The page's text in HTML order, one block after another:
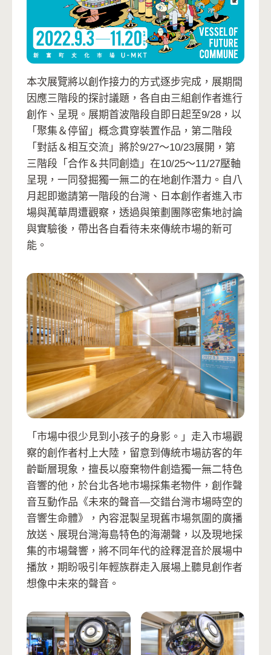
本次展覽將以創作接力的方式逐步完成，展期間
因應三階段的探討議題，各自由三組創作者進行
創作、呈現。展期首波階段自即日起至9/28，以
「聚集＆停留」概念貫穿裝置作品，第二階段
「對話＆相互交流」將於9/27〜10/23展開，第
三階段「合作＆共同創造」在10/25〜11/27壓軸
呈現，一同發掘獨一無二的在地創作潛力。自八
月起即邀請第一階段的台灣、日本創作者進入市
場與萬華周遭觀察，透過與策劃團隊密集地討論
與實驗後，帶出各自看待未來傳統市場的新可
能。
「市場中很少見到小孩子的身影。」走入市場觀
察的創作者村上大陸，留意到傳統市場訪客的年
齡斷層現象，擅長以廢棄物件創造獨一無二特色
音響的他，於台北各地市場採集老物件，創作聲
音互動作品《未來的聲音—交錯台灣市場時空的
音響生命體》，內容混製呈現舊市場氛圍的廣播
放送、展現台灣海島特色的海潮聲，以及現地採
集的市場聲響，將不同年代的詮釋混音於展場中
播放，期盼吸引年輕族群走入展場上聽見創作者
想像中未來的聲音。